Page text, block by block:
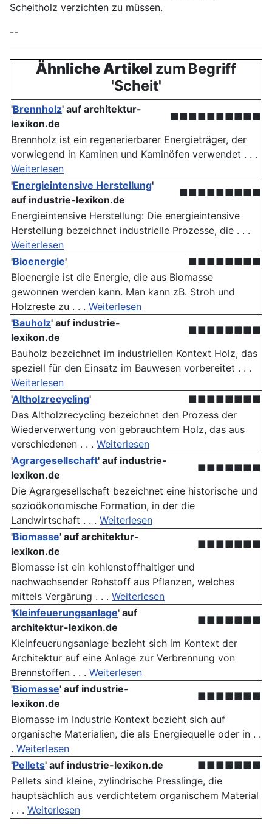
Scheitholz verzichten zu müssen.
--
Ähnliche Artikel zum Begriff
'Scheit'
'Brennholz' auf architektur-
lexikon.de
■■■■■■■■■■
Brennholz ist ein regenerierbarer Energieträger, der
vorwiegend in Kaminen und Kaminöfen verwendet . . .
Weiterlesen
'Energieintensive Herstellung'
auf industrie-lexikon.de
■■■■■■■■■
Energieintensive Herstellung: Die energieintensive
Herstellung bezeichnet industrielle Prozesse, die . . .
Weiterlesen
'Bioenergie'
■■■■■■■■
Bioenergie ist die Energie, die aus Biomasse
gewonnen werden kann. Man kann zB. Stroh und
Holzreste zu . . . Weiterlesen
'Bauholz' auf industrie-
lexikon.de
■■■■■■■■
Bauholz bezeichnet im industriellen Kontext Holz, das
speziell für den Einsatz im Bauwesen vorbereitet . . .
Weiterlesen
'Altholzrecycling'
■■■■■■■■
Das Altholzrecycling bezeichnet den Prozess der
Wiederverwertung von gebrauchtem Holz, das aus
verschiedenen . . . Weiterlesen
'Agrargesellschaft' auf industrie-
lexikon.de
■■■■■■■
Die Agrargesellschaft bezeichnet eine historische und
sozioökonomische Formation, in der die
Landwirtschaft . . . Weiterlesen
'Biomasse' auf architektur-
lexikon.de
■■■■■■■
Biomasse ist ein kohlenstoffhaltiger und
nachwachsender Rohstoff aus Pflanzen, welches
mittels Vergärung . . . Weiterlesen
'Kleinfeuerungsanlage' auf
architektur-lexikon.de
■■■■■■■
Kleinfeuerungsanlage bezieht sich im Kontext der
Architektur auf eine Anlage zur Verbrennung von
Brennstoffen . . . Weiterlesen
'Biomasse' auf industrie-
lexikon.de
■■■■■■■
Biomasse im Industrie Kontext bezieht sich auf
organische Materialien, die als Energiequelle oder in . .
. Weiterlesen
'Pellets' auf industrie-lexikon.de
■■■■■■■
Pellets sind kleine, zylindrische Presslinge, die
hauptsächlich aus verdichtetem organischem Material
. . . Weiterlesen